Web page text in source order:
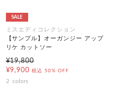
SALE
ミスエディコレクション
【サンプル】オーガンジー アップ
リケ カットソー
¥19,800
¥9,900 税込 50% OFF
2 colors